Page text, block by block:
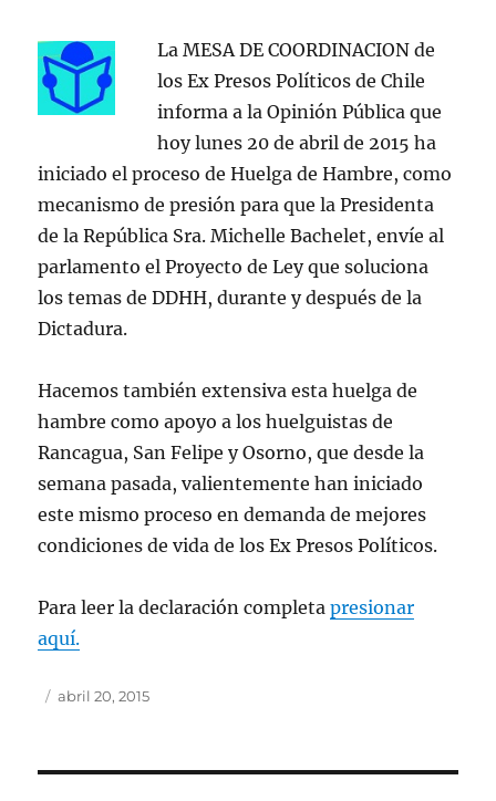
La MESA DE COORDINACION de
los Ex Presos Políticos de Chile
informa a la Opinión Pública que
hoy lunes 20 de abril de 2015 ha
iniciado el proceso de Huelga de Hambre, como
mecanismo de presión para que la Presidenta
de la República Sra. Michelle Bachelet, envíe al
parlamento el Proyecto de Ley que soluciona
los temas de DDHH, durante y después de la
Dictadura.
Hacemos también extensiva esta huelga de
hambre como apoyo a los huelguistas de
Rancagua, San Felipe y Osorno, que desde la
semana pasada, valientemente han iniciado
este mismo proceso en demanda de mejores
condiciones de vida de los Ex Presos Políticos.
Para leer la declaración completapresionar
aquí.
Autor
Publicado
abril 20, 2015